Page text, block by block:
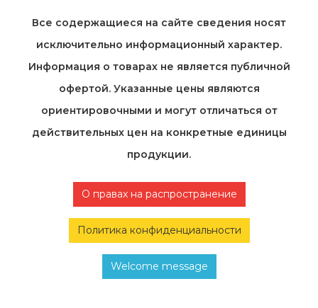
Все содержащиеся на cайте сведения носят
исключительно информационный характер.
Информация о товарах не является публичной
офертой. Указанные цены являются
ориентировочными и могут отличаться от
действительных цен на конкретные единицы
продукции.
О правах на распространение
Политика конфиденциальности
Welcome message